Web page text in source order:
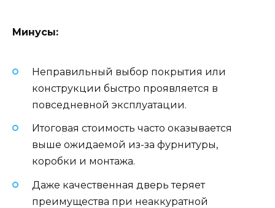
Минусы:
Неправильный выбор покрытия или
конструкции быстро проявляется в
повседневной эксплуатации.
Итоговая стоимость часто оказывается
выше ожидаемой из-за фурнитуры,
коробки и монтажа.
Даже качественная дверь теряет
преимущества при неаккуратной